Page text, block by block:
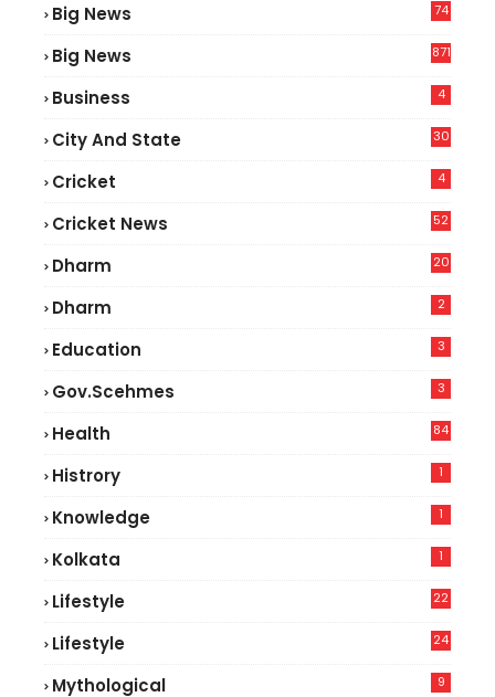
Big News
74
Big News 871
Business 4
City And State 30
Cricket 4
Cricket News
52
Dharm 20
Dharm 2
Education 3
Gov.scehmes 3
Health
84
Histrory 1
Knowledge 1
Kolkata 1
Lifestyle
22
Lifestyle
24
Mythological 9